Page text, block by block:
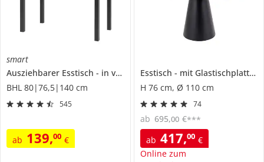
smart
Ausziehbarer Esstisch
in verschiedenen Größen
Ben
BHL 80|76,5|140 cm
545
ab 139,00 €
Esstisch mit Glastischplatte
H 76 cm, Ø 110 cm
74
ab 417,00 €
Online zum
ab 695,00 €***